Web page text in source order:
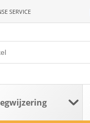
SERVICE